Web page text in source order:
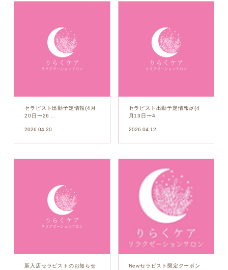
セラピスト出勤予定情報(4月
20日〜26...
2026.04.20
セラピスト出勤予定情報🌿(4
月13日〜4...
2026.04.12
新入店セラピストのお知らせ
Newセラピスト限定クーポン